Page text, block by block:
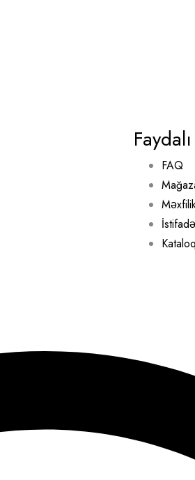
FAQ
Kataloq